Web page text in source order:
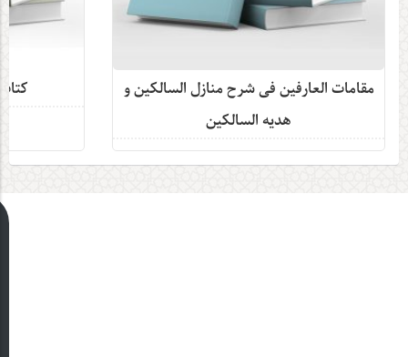
مقامات العارفین فی شرح منازل السالکین و
هدیه السالکین